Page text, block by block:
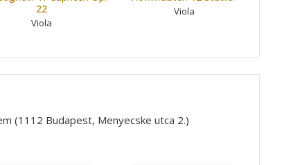
22
Viola
Viola
(1112 Budapest, Menyecske utca 2.)